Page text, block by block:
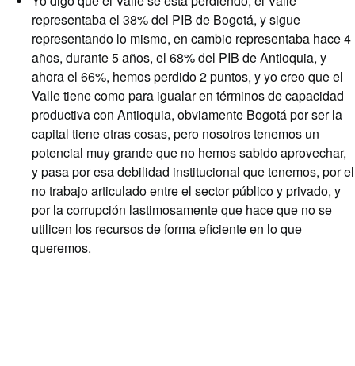
representaba el 38% del PIB de Bogotá, y sigue
representando lo mismo, en cambio representaba hace 4
años, durante 5 años, el 68% del PIB de Antioquia, y
ahora el 66%, hemos perdido 2 puntos, y yo creo que el
Valle tiene como para igualar en términos de capacidad
productiva con Antioquia, obviamente Bogotá por ser la
capital tiene otras cosas, pero nosotros tenemos un
potencial muy grande que no hemos sabido aprovechar,
y pasa por esa debilidad institucional que tenemos, por el
no trabajo articulado entre el sector público y privado, y
por la corrupción lastimosamente que hace que no se
utilicen los recursos de forma eficiente en lo que
queremos.